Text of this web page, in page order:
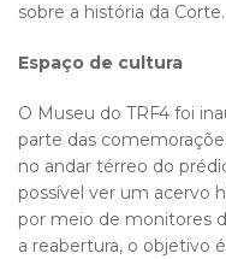
sobre a história da Corte.
Espaço de cultura
O Museu do TRF4 foi
parte das
no andar térreo do
possível ver um acervo
por meio de monitores
a reabertura, o objetivo